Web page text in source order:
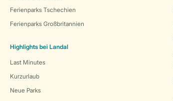
Ferienparks Tschechien
Ferienparks Großbritannien
Highlights bei Landal
Last Minutes
Kurzurlaub
Neue Parks